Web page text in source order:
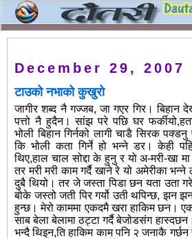
December 29, 2007
टाउको नभाको कुखुरो
जागीर शब्द नै ‍गज्जब, जा गएर गिर। बिहान
पत्तो नै हुदैन। सांझ परे पछि घर
भोली बिहान गिर्नको लागी चाडै सिरक पक्डनु
कि भोली कता गिर्ने हो भन्ने डर। केही
थिए,हाल चाल सोद्दा के हुनु र यो अ-मरी-खा
तर मरी मरी काम गर्दै खाने रे यो अमेरीका भन्ने
दुबै थियो। तर जे जस्ता पिडा छन यता उता
बोके जस्तो जती पिर गर्यो उती थपिन्छ, झन
हुन्छ। मेरो काममा एकदमै खरा हाकिम छन।
साब बेला बेलामा ठट्टा गर्दै बेजोडसंग
भन्दै थिइन,ति हाकिम काम पनि २ जनाकै गर्छन